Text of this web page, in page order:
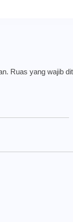
Ruas yang wajib